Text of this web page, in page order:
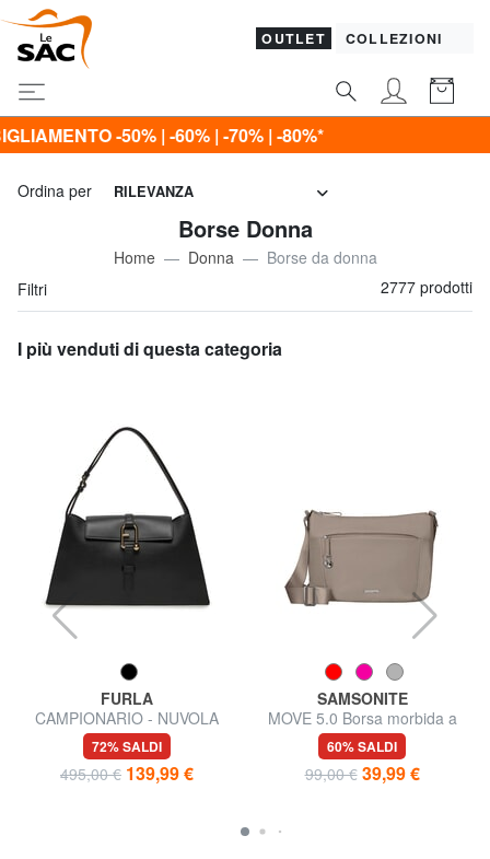
OUTLET COLLEZIONI
| -80%*
Ordina per RILEVANZA
Borse Donna
Home Donna
Borse da donna
Filtri
2777 prodotti
I più venduti di questa categoria
FURLA
CAMPIONARIO - NUVOLA
Borsa semirigida in pelle
72% SALDI
495,00 € 139,99 €
SAMSONITE
MOVE 5.0 Borsa morbida a
tracolla
60% SALDI
99,00 € 39,99 €